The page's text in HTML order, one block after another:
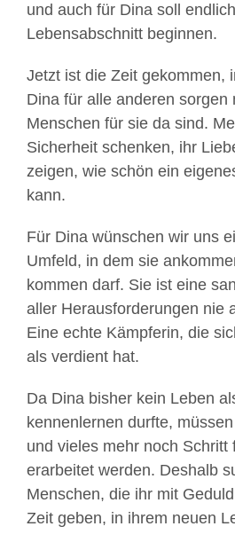
und auch für Dina soll
Lebensabschnitt beginnen.
Jetzt ist die Zeit gekommen,
Dina für alle anderen sorgen
Menschen für sie da sind.
Sicherheit schenken, ihr
zeigen, wie schön ein
kann.
Für Dina wünschen wir uns
Umfeld, in dem sie
kommen darf. Sie ist eine
aller Herausforderungen nie
Eine echte Kämpferin, die
als verdient hat.
Da Dina bisher kein Leben
kennenlernen durfte,
und vieles mehr noch Schritt
erarbeitet werden. Deshalb
Menschen, die ihr mit
Zeit geben, in ihrem neuen